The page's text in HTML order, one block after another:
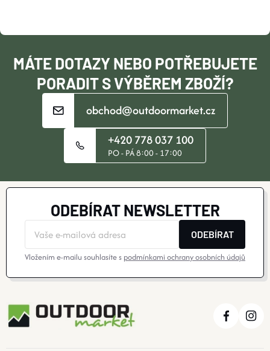
T
MÁTE DOTAZY NEBO POTŘEBUJETE
PORADIT S VÝBĚREM ZBOŽÍ?
obchod@outdoormarket.cz
+420 778 037 100
PO - PÁ 8:00 - 17:00
ODEBÍRAT NEWSLETTER
ODEBÍRAT
Vložením e-mailu souhlasíte s podmínkami ochrany osobních údajů